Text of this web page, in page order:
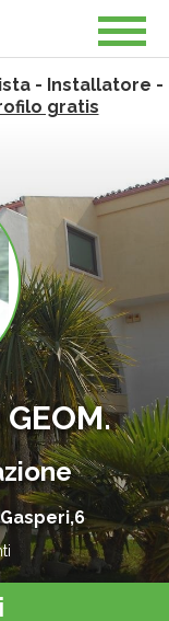
- Installatore -
gratis